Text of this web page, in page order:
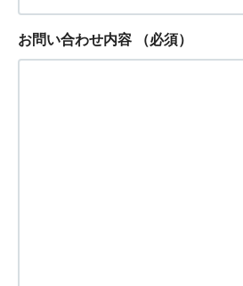
お問い合わせ内容 （必須）